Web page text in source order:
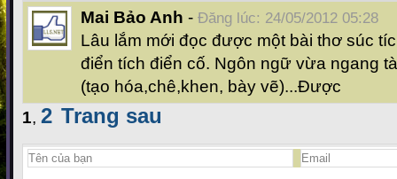
Mai Bảo Anh - Đăng lúc: 24/05/2012 05:28
Lâu lắm mới đọc được một bài thơ súc
điển tích điển cố. Ngôn ngữ vừa ngang
(tạo hóa,chê,khen, bày vẽ)...Được
1, 2 Trang sau